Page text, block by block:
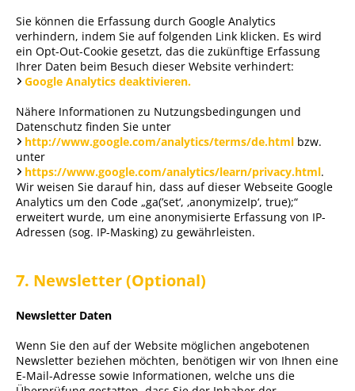
Sie können die Erfassung durch Google Analytics
verhindern, indem Sie auf folgenden Link klicken. Es wird
ein Opt-Out-Cookie gesetzt, das die zukünftige Erfassung
Ihrer Daten beim Besuch dieser Website verhindert:
Google Analytics deaktivieren.
Nähere Informationen zu Nutzungsbedingungen und
Datenschutz finden Sie unter
http://www.google.com/analytics/terms/de.html bzw.
unter
https://www.google.com/analytics/learn/privacy.html.
Wir weisen Sie darauf hin, dass auf dieser Webseite Google
Analytics um den Code „ga(’set‘, ‚anonymizeIp‘, true);“
erweitert wurde, um eine anonymisierte Erfassung von IP-
Adressen (sog. IP-Masking) zu gewährleisten.
7. Newsletter (Optional)
Newsletter Daten
Wenn Sie den auf der Website möglichen angebotenen
Newsletter beziehen möchten, benötigen wir von Ihnen eine
E-Mail-Adresse sowie Informationen, welche uns die